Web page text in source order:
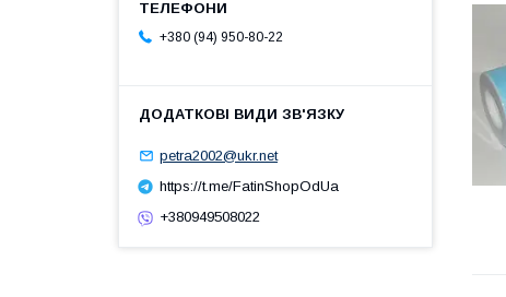
+380 (94) 950-80-22
petra2002@ukr.net
https://t.me/FatinShopOdUa
+380949508022